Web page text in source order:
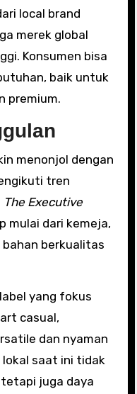
local brand
merek global
Konsumen bisa
baik untuk
premium.
menonjol dengan
tren
The Executive
mulai dari kemeja,
bahan berkualitas
yang fokus
casual,
dan nyaman
saat ini tidak
juga daya